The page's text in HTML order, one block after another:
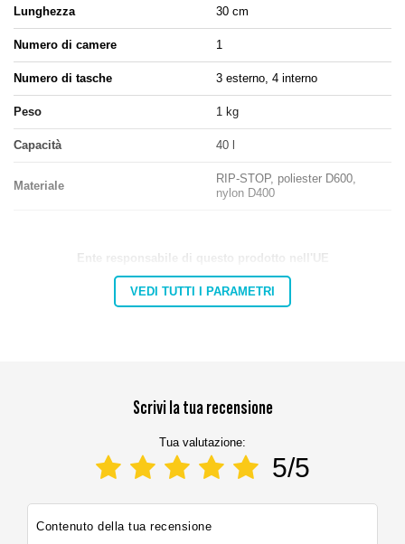
Lunghezza 30 cm
Numero di camere 1
Numero di tasche 3 esterno, 4 interno
Peso 1 kg
Capacità 40 l
Materiale
RIP-STOP, poliester D600,
nylon D400
Ente responsabile di questo prodotto nell'UE
Indirizzo:
Codice postale:
VEDI TUTTI I PARAMETRI
Scrivi la tua recensione
Tua valutazione:
5/5
Contenuto della tua recensione